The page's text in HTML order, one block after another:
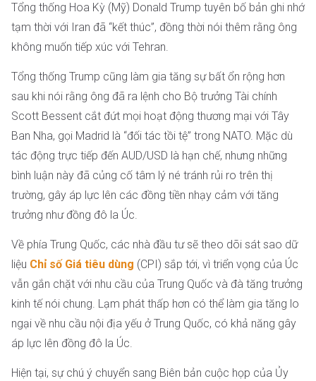
Tổng thống Hoa Kỳ (Mỹ) Donald Trump tuyên bố bản ghi nhớ
tạm thời với Iran đã “kết thúc”, đồng thời nói thêm rằng ông
không muốn tiếp xúc với Tehran.
Tổng thống Trump cũng làm gia tăng sự bất ổn rộng hơn
sau khi nói rằng ông đã ra lệnh cho Bộ trưởng Tài chính
Scott Bessent cắt đứt mọi hoạt động thương mại với Tây
Ban Nha, gọi Madrid là “đối tác tồi tệ” trong NATO. Mặc dù
tác động trực tiếp đến AUD/USD là hạn chế, nhưng những
bình luận này đã củng cố tâm lý né tránh rủi ro trên thị
trường, gây áp lực lên các đồng tiền nhạy cảm với tăng
trưởng như đồng đô la Úc.
Về phía Trung Quốc, các nhà đầu tư sẽ theo dõi sát sao dữ
liệu Chỉ số Giá tiêu dùng (CPI) sắp tới, vì triển vọng của Úc
vẫn gắn chặt với nhu cầu của Trung Quốc và đà tăng trưởng
kinh tế nói chung. Lạm phát thấp hơn có thể làm gia tăng lo
ngại về nhu cầu nội địa yếu ở Trung Quốc, có khả năng gây
áp lực lên đồng đô la Úc.
Hiện tại, sự chú ý chuyển sang Biên bản cuộc họp của Ủy